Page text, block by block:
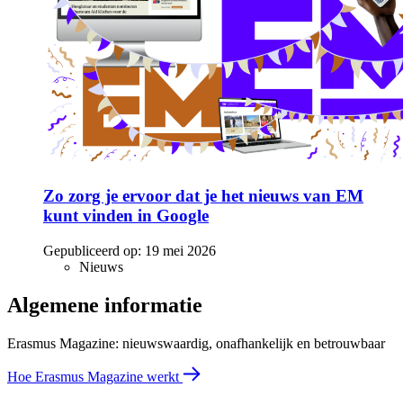
Zo zorg je ervoor dat je het nieuws van EM
kunt vinden in Google
Gepubliceerd op: 19 mei 2026
Nieuws
Algemene informatie
Erasmus Magazine: nieuwswaardig, onafhankelijk en betrouwbaar
Hoe Erasmus Magazine werkt